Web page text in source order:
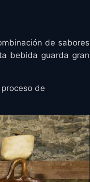
de sabores
bebida guarda gran
de